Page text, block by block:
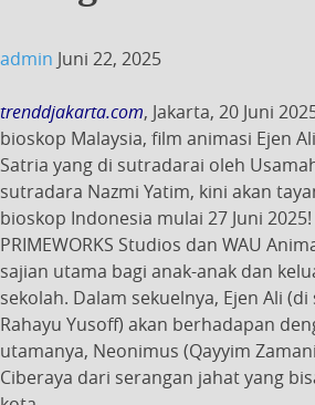
admin Juni 22, 2025
trenddjakarta.com, Jakarta, 20 Juni
bioskop Malaysia, film animasi Ejen
Satria yang di sutradarai oleh
sutradara Nazmi Yatim, kini akan
bioskop Indonesia mulai 27 Juni
PRIMEWORKS Studios dan WAU
sajian utama bagi anak-anak dan
sekolah. Dalam sekuelnya, Ejen Ali
Rahayu Yusoff) akan berhadapan
utamanya, Neonimus (Qayyim
Ciberaya dari serangan jahat yang